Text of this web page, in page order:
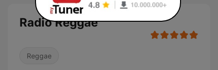
Radio Reggae
Reggae